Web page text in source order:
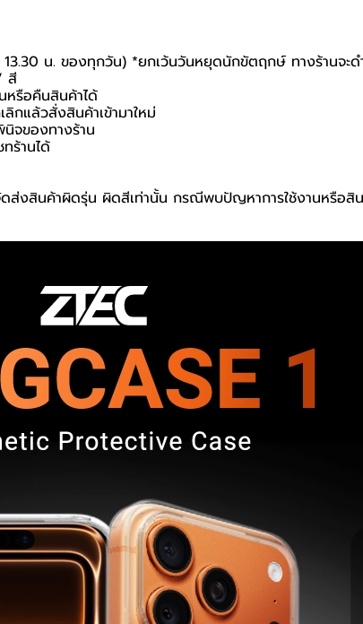
น. ของทุกวัน) *ยกเว้นวันหยุดนักขัตฤกษ์ ทางร้านจะด
สี
รือคืนสินค้าได้
กแล้วสั่งสินค้าเข้ามาใหม่
จของทางร้าน
ร้านได้
ส่งสินค้าผิดรุ่น ผิดสีเท่านั้น กรณีพบปัญหาการใช้งานหรือสิน